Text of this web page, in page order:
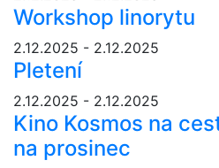
Workshop linorytu
2.12.2025 - 2.12.2025
Pletení
2.12.2025 - 2.12.2025
Kino Kosmos na
na prosinec